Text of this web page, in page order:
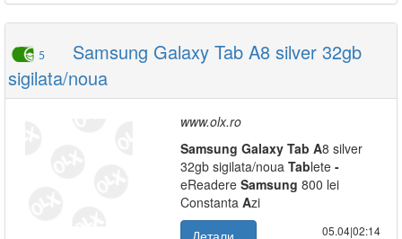
5
Samsung Galaxy Tab A8 silver 32gb
sigilata/noua
www.olx.ro
Samsung Galaxy Tab A8 silver
32gb sigilata/noua Tablete -
eReadere Samsung 800 lei
Constanta Azi
Детали...
05.04|02:14